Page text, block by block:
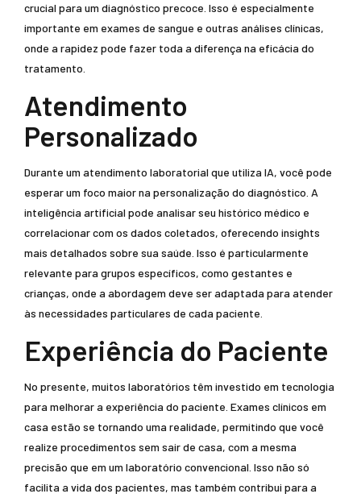
crucial para um diagnóstico precoce. Isso é especialmente
importante em exames de sangue e outras análises clínicas,
onde a rapidez pode fazer toda a diferença na eficácia do
tratamento.
Atendimento
Personalizado
Durante um atendimento laboratorial que utiliza IA, você pode
esperar um foco maior na personalização do diagnóstico. A
inteligência artificial pode analisar seu histórico médico e
correlacionar com os dados coletados, oferecendo insights
mais detalhados sobre sua saúde. Isso é particularmente
relevante para grupos específicos, como gestantes e
crianças, onde a abordagem deve ser adaptada para atender
às necessidades particulares de cada paciente.
Experiência do Paciente
No presente, muitos laboratórios têm investido em tecnologia
para melhorar a experiência do paciente. Exames clínicos em
casa estão se tornando uma realidade, permitindo que você
realize procedimentos sem sair de casa, com a mesma
precisão que em um laboratório convencional. Isso não só
facilita a vida dos pacientes, mas também contribui para a